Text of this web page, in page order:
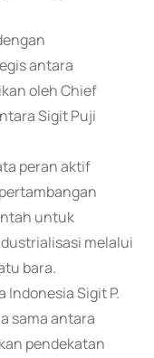
antara
oleh Chief
Sigit Puji
peran aktif
untuk
melalui
bara.
Sigit P.
sama antara
pendekatan